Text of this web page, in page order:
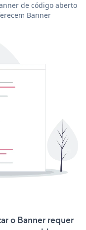
de código aberto
Banner
o Banner requer